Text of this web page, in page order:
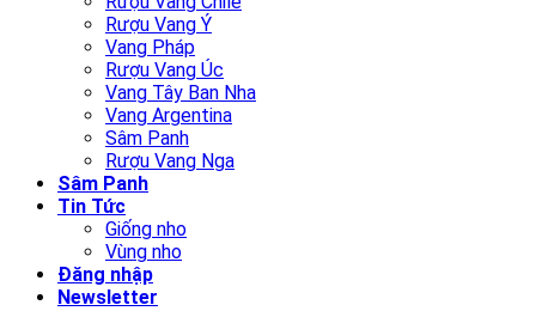
Rượu Vang Ý
Vang Pháp
Rượu Vang Úc
Vang Tây Ban Nha
Vang Argentina
Sâm Panh
Rượu Vang Nga
Sâm Panh
Tin Tức
Giống nho
Vùng nho
Đăng nhập
Newsletter